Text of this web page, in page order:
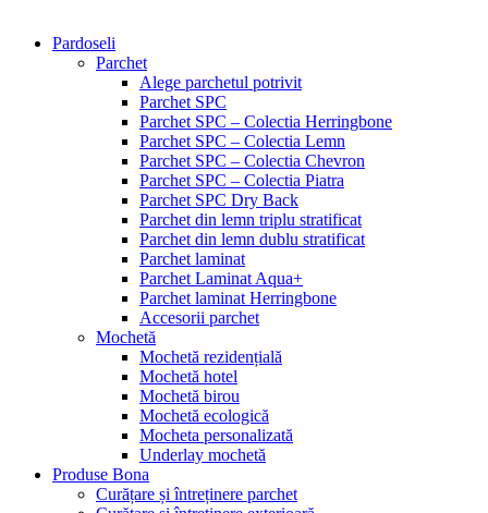
Pardoseli
Parchet
Alege parchetul potrivit
Parchet SPC
Parchet SPC – Colectia Herringbone
Parchet SPC – Colectia Lemn
Parchet SPC – Colectia Chevron
Parchet SPC – Colectia Piatra
Parchet SPC Dry Back
Parchet din lemn triplu stratificat
Parchet din lemn dublu stratificat
Parchet laminat
Parchet Laminat Aqua+
Parchet laminat Herringbone
Accesorii parchet
Mochetă
Mochetă rezidențială
Mochetă hotel
Mochetă birou
Mochetă ecologică
Mocheta personalizată
Underlay mochetă
Produse Bona
Curățare și întreținere parchet